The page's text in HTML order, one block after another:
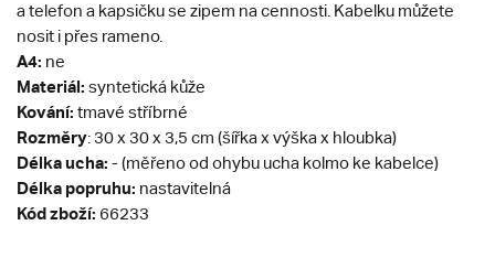
a telefon a kapsičku se zipem na cennosti. Kabelku můžete
nosit i přes rameno.
A4: ne
Materiál: syntetická kůže
Kování: tmavé stříbrné
Rozměry: 30 x 30 x 3,5 cm (šířka x výška x hloubka)
Délka ucha: - (měřeno od ohybu ucha kolmo ke kabelce)
Délka popruhu: nastavitelná
Kód zboží: 66233